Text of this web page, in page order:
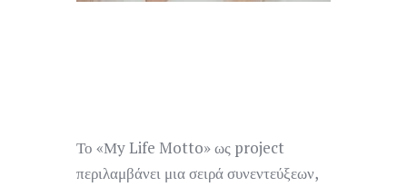
Το «Μy Life Motto» ως project
περιλαμβάνει μια σειρά συνεντεύξεων,